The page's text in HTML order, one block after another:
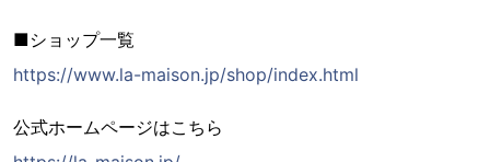
■ショップ一覧
https://www.la-maison.jp/shop/index.html
公式ホームページはこちら